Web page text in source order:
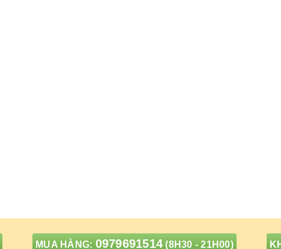
MUA HÀNG: 0979691514 (8H30 - 21H00)